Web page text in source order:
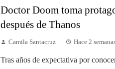
Doctor Doom toma
después de Thanos
Camila Santacruz Hace 2
Tras años de expectativa por